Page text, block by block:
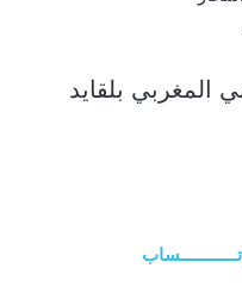
المغربي بلقايد